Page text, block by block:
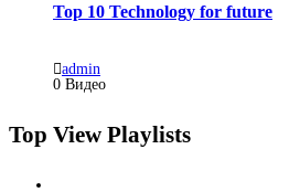
Top 10 Technology for future
admin
0 Видео
Top View Playlists